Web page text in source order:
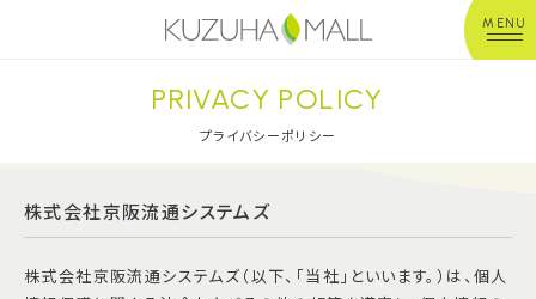
MENU
年中無休平 日：10:00~20:00
※店舗により異なる
ショップガイド
グルメ＆フード
PRIVACY POLICY
プライバシーポリシー
株式会社京阪流通システムズ
株式会社京阪流通システムズ（以下、「当社」といいます。）は、個人